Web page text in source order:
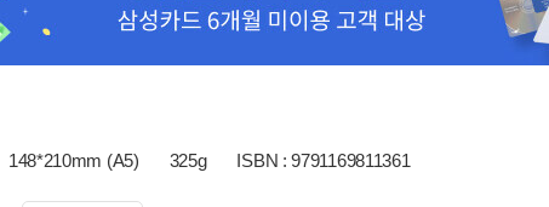
148*210mm (A5) 325g ISBN : 9791169811361